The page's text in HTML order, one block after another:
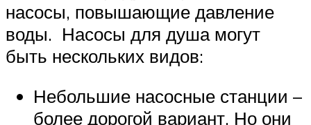
насосы, повышающие давление
воды. Насосы для душа могут
быть нескольких видов:
Небольшие насосные станции –
более дорогой вариант. Но они